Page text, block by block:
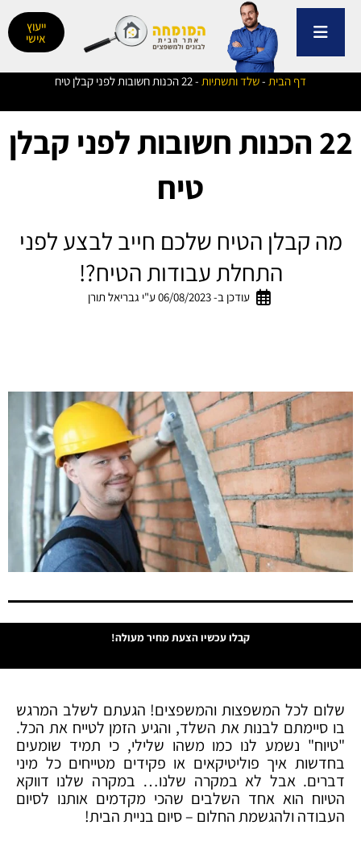
דילוג
ייעוץ
אישי
דף הבית -שלד ותשתיות -22 הכנות חשובות לפני קבלן טיח
22 הכנות חשובות לפני קבלן
טיח
מה קבלן הטיח שלכם חייב לבצע לפני
התחלת עבודות הטיח?!
עודכן ב- 06/08/2023 ע"י גבריאל תורן
קבלו עכשיו הצעת מחיר מעולה!
שלום לכל המשפצות והמשפצים! הגעתם לשלב המרגש
בו סיימתם לבנות את השלד, והגיע הזמן לטייח את הכל.
"טיוח" נשמע לנו כמו משהו שלילי, כי תמיד שומעים
בחדשות איך פוליטיקאים או פקידים מטייחים כל מיני
דברים. אבל לא במקרה שלנו… במקרה שלנו דווקא
הטיוח הוא אחד השלבים שהכי מקדמים אותנו לסיום
העבודה ולהגשמת החלום – סיום בניית הבית!